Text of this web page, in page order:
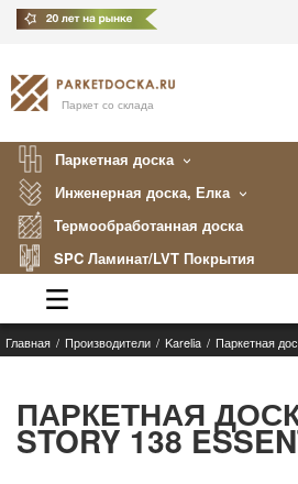
Паркет со склада
Паркетная доска
Инженерная доска, Елка
Термообработанная доска
SPC Ламинат/LVT Покрытия
Каталог
Укладка
Главная Производители Karelia Паркетная
ПАРКЕТНАЯ
STORY 138